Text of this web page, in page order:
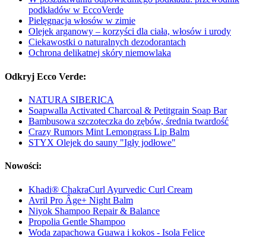
podkładów w EccoVerde
Pielęgnacja włosów w zimie
Olejek arganowy – korzyści dla ciała, włosów i urody
Ciekawostki o naturalnych dezodorantach
Ochrona delikatnej skóry niemowlaka
Odkryj Ecco Verde:
NATURA SIBERICA
Soapwalla Activated Charcoal & Petitgrain Soap Bar
Bambusowa szczoteczka do zębów, średnia twardość
Crazy Rumors Mint Lemongrass Lip Balm
STYX Olejek do sauny "Igły jodłowe"
Nowości:
Khadi® ChakraCurl Ayurvedic Curl Cream
Avril Pro Âge+ Night Balm
Niyok Shampoo Repair & Balance
Propolia Gentle Shampoo
Woda zapachowa Guawa i kokos - Isola Felice